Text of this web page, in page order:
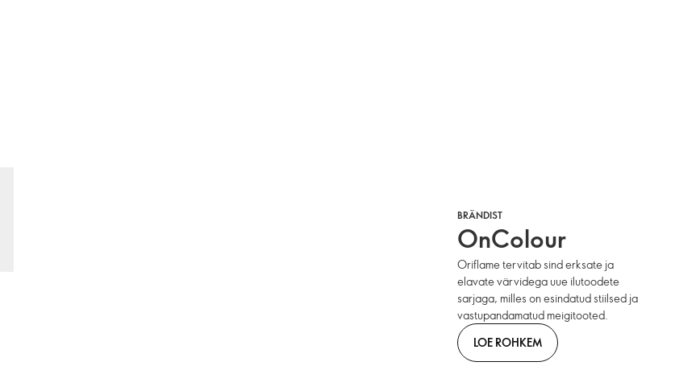
BRÄNDIST
OnColour
Oriflame tervitab sind erksate ja
elavate värvidega uue ilutoodete
sarjaga, milles on esindatud stiilsed ja
vastupandamatud meigitooted.
LOE ROHKEM